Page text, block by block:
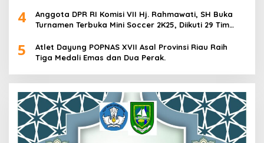
4
Anggota DPR RI Komisi VII Hj. Rahmawati, SH Buka
Turnamen Terbuka Mini Soccer 2K25, Diikuti 29 Tim
5
Atlet Dayung POPNAS XVII Asal Provinsi Riau Raih
Tiga Medali Emas dan Dua Perak.